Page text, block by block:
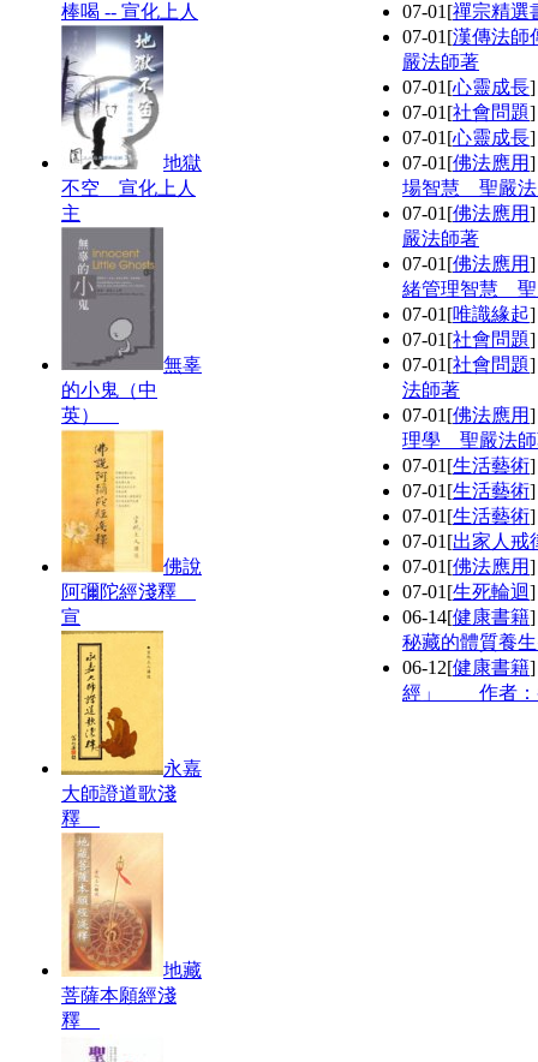
棒喝 -- 宣化上人
地獄
不空 宣化上人
主
無辜
的小鬼（中
英）
佛說
阿彌陀經淺釋
宣
永嘉
大師證道歌淺
釋
地藏
菩薩本願經淺
釋
07-01 [禪宗精選
07-01 [漢傳法師
嚴法師著
07-01 [心靈成長
07-01 [社會問題
07-01 [心靈成長
07-01 [佛法應用
場智慧 聖嚴
07-01 [佛法應用
嚴法師著
07-01 [佛法應用
緒管理智慧
07-01 [唯識緣起
07-01 [社會問題
07-01 [社會問題
法師著
07-01 [佛法應用
理學 聖嚴法
07-01 [生活藝術
07-01 [生活藝術
07-01 [生活藝術
07-01 [出家人戒
07-01 [佛法應用
07-01 [生死輪迴
06-14[健康書籍
秘藏的體質養
06-12[健康書籍
經」 作者：